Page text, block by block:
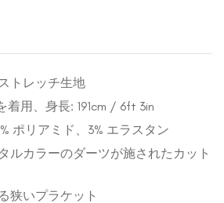
トレッチ生地
着用、身長: 191cm / 6ft 3in
ポリアミド、3% エラスタン
ルカラーのダーツが施されたカット
狭いプラケット